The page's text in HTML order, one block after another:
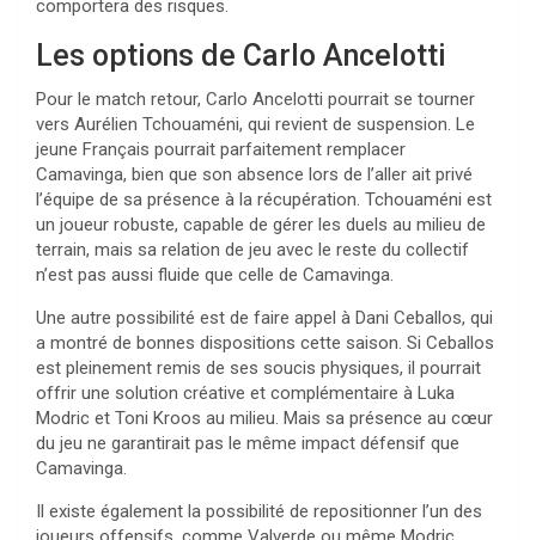
comportera des risques.
Les options de Carlo Ancelotti
Pour le match retour, Carlo Ancelotti pourrait se tourner
vers Aurélien Tchouaméni, qui revient de suspension. Le
jeune Français pourrait parfaitement remplacer
Camavinga, bien que son absence lors de l’aller ait privé
l’équipe de sa présence à la récupération. Tchouaméni est
un joueur robuste, capable de gérer les duels au milieu de
terrain, mais sa relation de jeu avec le reste du collectif
n’est pas aussi fluide que celle de Camavinga.
Une autre possibilité est de faire appel à Dani Ceballos, qui
a montré de bonnes dispositions cette saison. Si Ceballos
est pleinement remis de ses soucis physiques, il pourrait
offrir une solution créative et complémentaire à Luka
Modric et Toni Kroos au milieu. Mais sa présence au cœur
du jeu ne garantirait pas le même impact défensif que
Camavinga.
Il existe également la possibilité de repositionner l’un des